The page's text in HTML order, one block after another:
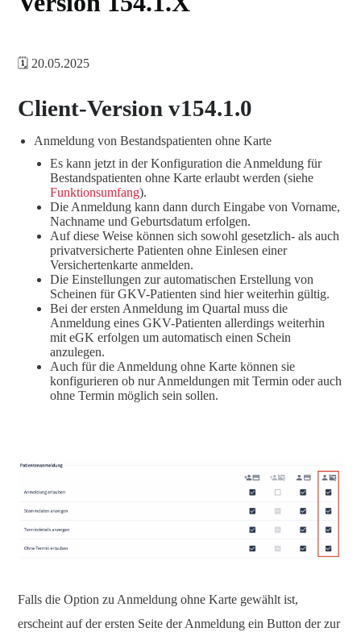
🗓️ 20.05.2025
Client-Version v154.1.0
Anmeldung von Bestandspatienten ohne Karte
Es kann jetzt in der Konfiguration die Anmeldung für
Bestandspatienten ohne Karte erlaubt werden (siehe
Funktionsumfang).
Die Anmeldung kann dann durch Eingabe von Vorname,
Nachname und Geburtsdatum erfolgen.
Auf diese Weise können sich sowohl gesetzlich- als auch
privatversicherte Patienten ohne Einlesen einer
Versichertenkarte anmelden.
Die Einstellungen zur automatischen Erstellung von
Scheinen für GKV-Patienten sind hier weiterhin gültig.
Bei der ersten Anmeldung im Quartal muss die
Anmeldung eines GKV-Patienten allerdings weiterhin
mit eGK erfolgen um automatisch einen Schein
anzulegen.
Auch für die Anmeldung ohne Karte können sie
konfigurieren ob nur Anmeldungen mit Termin oder auch
ohne Termin möglich sein sollen.
Falls die Option zu Anmeldung ohne Karte gewählt ist,
erscheint auf der ersten Seite der Anmeldung ein Button der zur